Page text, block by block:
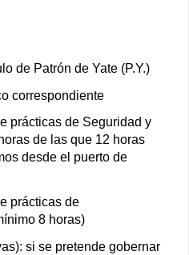
de Patrón de Yate (P.Y.)
correspondiente
prácticas de Seguridad y
de las que 12 horas
desde el puerto de
prácticas de
8 horas)
si se pretende gobernar